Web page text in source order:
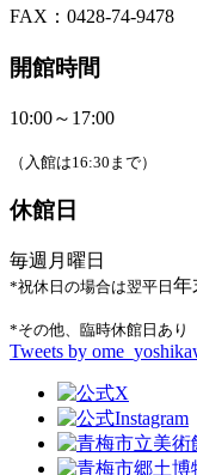
FAX：0428-74-9478
開館時間
10:00～17:00
（入館は16:30まで）
休館日
毎週月曜日
*祝休日の場合は翌平日 年
*その他、臨時休館日あり
Tweets by